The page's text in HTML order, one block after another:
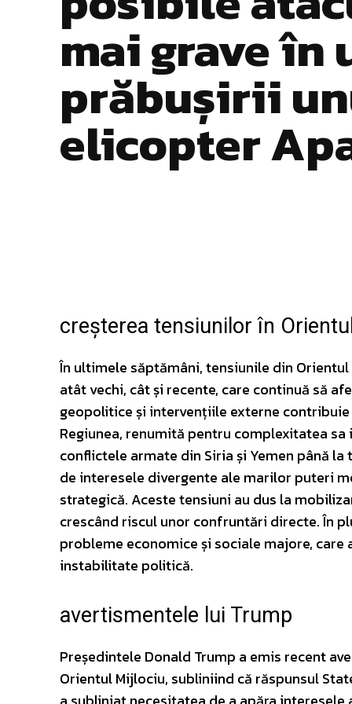
mai grave în
prăbușirii
elicopter
creșterea tensiunilor în
În ultimele săptămâni, tensiunile din
atât vechi, cât și recente, care continuă să
geopolitice și intervențiile externe
Regiunea, renumită pentru complexitatea
conflictele armate din Siria și Yemen până
de interesele divergente ale marilor puteri
strategică. Aceste tensiuni au dus la
crescând riscul unor confruntări directe. În
probleme economice și sociale majore,
instabilitate politică.
avertismentele lui Trump
Președintele Donald Trump a emis recent
Orientul Mijlociu, subliniind că răspunsul